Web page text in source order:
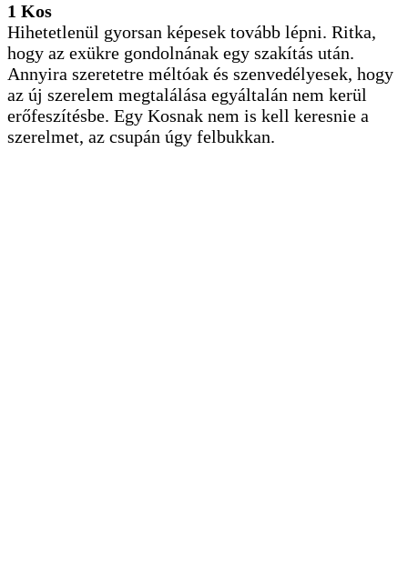
1 Kos
Hihetetlenül gyorsan képesek tovább lépni. Ritka,
hogy az exükre gondolnának egy szakítás után.
Annyira szeretetre méltóak és szenvedélyesek, hogy
az új szerelem megtalálása egyáltalán nem kerül
erőfeszítésbe. Egy Kosnak nem is kell keresnie a
szerelmet, az csupán úgy felbukkan.